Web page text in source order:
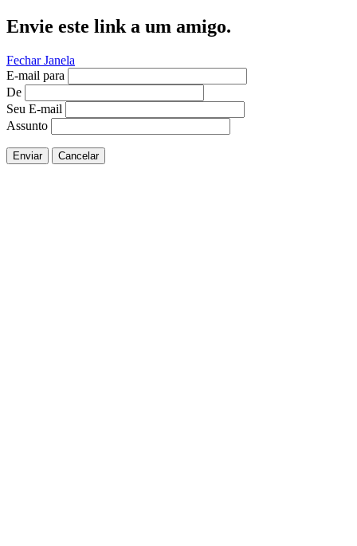
Envie este link a um amigo.
Fechar Janela
E-mail para
De
Seu E-mail
Assunto
Enviar Cancelar